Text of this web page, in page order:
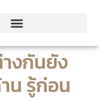
งกันยัง
น รู้ก่อน